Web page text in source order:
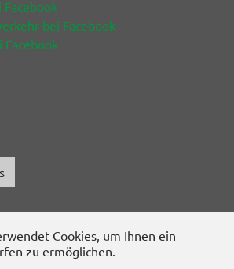
Cookies, um Ihnen ein
zu ermöglichen.
bei Facebook
Facebook